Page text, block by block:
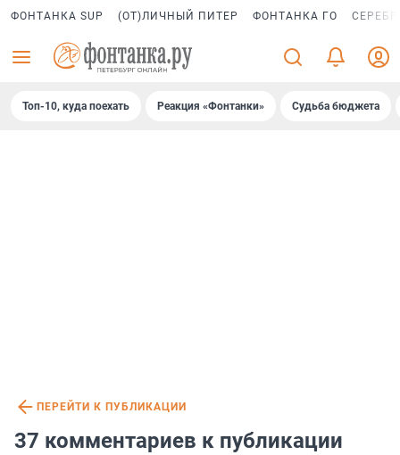
ФОНТАНКА SUP (ОТ)ЛИЧНЫЙ ПИТЕР ФОНТАНКА ГО
Топ-10, куда поехать Реакция «Фонтанки» Судьба бюджета
ПЕРЕЙТИ К ПУБЛИКАЦИИ
37 комментариев к публикации